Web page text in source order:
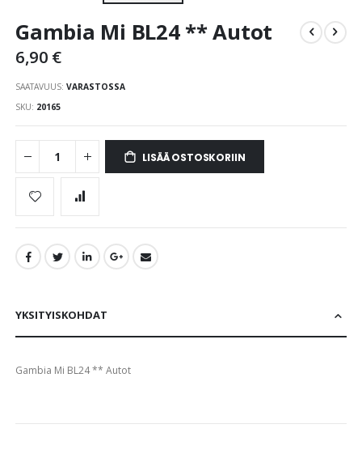
to
beginning
images
gallery
Gambia Mi BL24 ** Autot
6,90 €
SAATAVUUS: VARASTOSSA
SKU 20165
LISÄÄ OSTOSKORIIN
YKSITYISKOHDAT
Gambia Mi BL24 ** Autot